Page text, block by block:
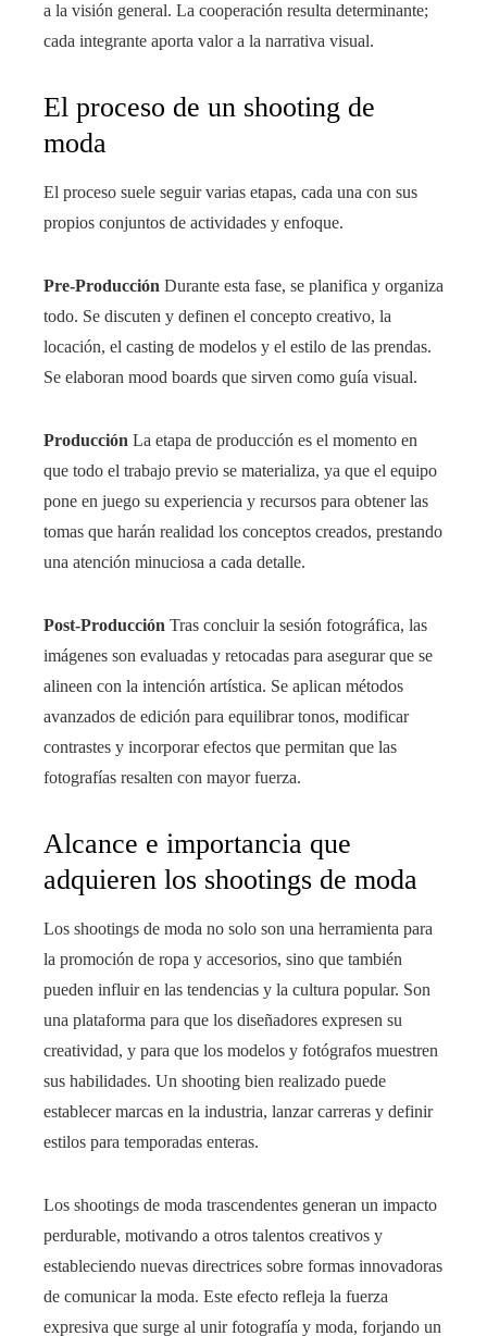
a la visión general. La cooperación resulta determinante;
cada integrante aporta valor a la narrativa visual.
El proceso de un shooting de
moda
El proceso suele seguir varias etapas, cada una con sus
propios conjuntos de actividades y enfoque.
Pre-Producción Durante esta fase, se planifica y organiza
todo. Se discuten y definen el concepto creativo, la
locación, el casting de modelos y el estilo de las prendas.
Se elaboran mood boards que sirven como guía visual.
Producción La etapa de producción es el momento en
que todo el trabajo previo se materializa, ya que el equipo
pone en juego su experiencia y recursos para obtener las
tomas que harán realidad los conceptos creados, prestando
una atención minuciosa a cada detalle.
Post-Producción Tras concluir la sesión fotográfica, las
imágenes son evaluadas y retocadas para asegurar que se
alineen con la intención artística. Se aplican métodos
avanzados de edición para equilibrar tonos, modificar
contrastes y incorporar efectos que permitan que las
fotografías resalten con mayor fuerza.
Alcance e importancia que
adquieren los shootings de moda
Los shootings de moda no solo son una herramienta para
la promoción de ropa y accesorios, sino que también
pueden influir en las tendencias y la cultura popular. Son
una plataforma para que los diseñadores expresen su
creatividad, y para que los modelos y fotógrafos muestren
sus habilidades. Un shooting bien realizado puede
establecer marcas en la industria, lanzar carreras y definir
estilos para temporadas enteras.
Los shootings de moda trascendentes generan un impacto
perdurable, motivando a otros talentos creativos y
estableciendo nuevas directrices sobre formas innovadoras
de comunicar la moda. Este efecto refleja la fuerza
expresiva que surge al unir fotografía y moda, forjando un